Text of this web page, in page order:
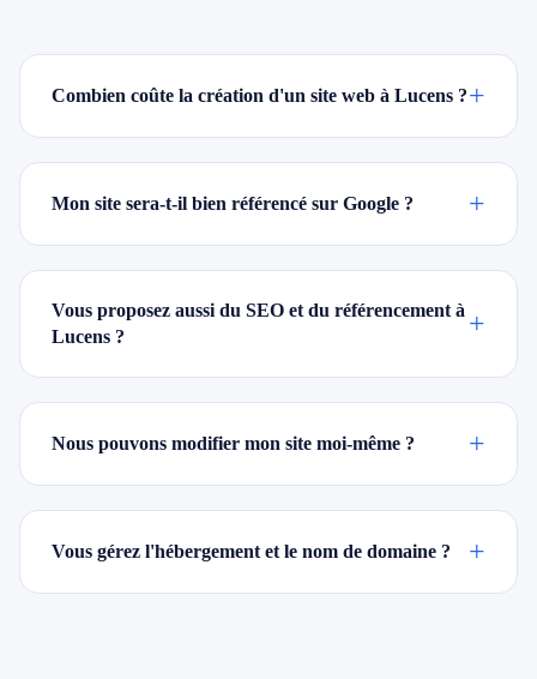
Combien coûte la création d'un site web à Lucens ?+
Mon site sera-t-il bien référencé sur Google ? +
Vous proposez aussi du SEO et du référencement à
Lucens ?
+
Nous pouvons modifier mon site moi-même ? +
Vous gérez l'hébergement et le nom de domaine ? +